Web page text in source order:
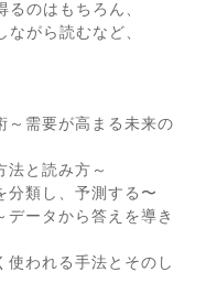
のはもちろん、
がら読むなど、
～需要が高まる未来の
法と読み方～
分類し、予測する〜
ータから答えを導き
われる手法とそのし